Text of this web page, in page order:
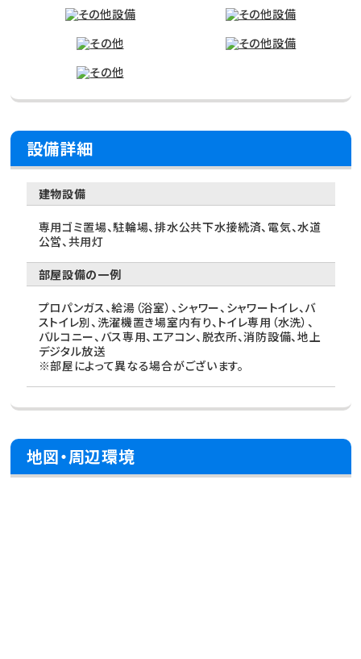
設備詳細
建物設備
専用ゴミ置場、駐輪場、排水公共下水接続済、電気、水道
公営、共用灯
部屋設備の一例
プロパンガス、給湯（浴室）、シャワー、シャワートイレ、バ
ストイレ別、洗濯機置き場室内有り、トイレ専用（水洗）、
バルコニー、バス専用、エアコン、脱衣所、消防設備、地上
デジタル放送
※部屋によって異なる場合がございます。
地図・周辺環境